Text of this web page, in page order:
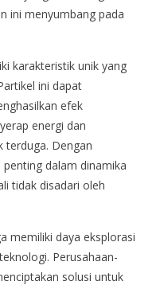
ini menyumbang pada
karakteristik unik yang
ini dapat
efek
energi dan
terduga. Dengan
dalam dinamika
tidak disadari oleh
memiliki daya eksplorasi
Perusahaan-
solusi untuk